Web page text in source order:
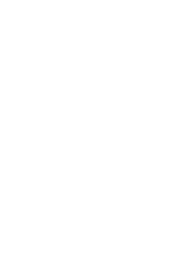
στα αγαπημένα